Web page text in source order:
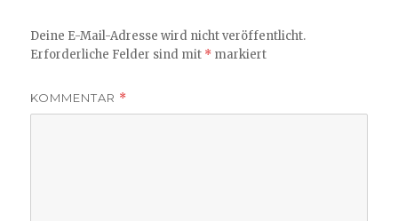
Deine E-Mail-Adresse wird nicht veröffentlicht.
Erforderliche Felder sind mit * markiert
KOMMENTAR *